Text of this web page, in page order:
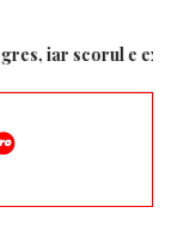
iar scorul e